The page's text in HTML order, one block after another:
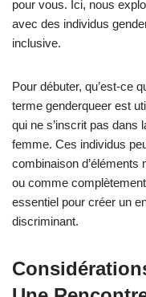
pour vous. Ici, nous
avec des individus
inclusive.
Pour débuter, qu’est-ce
terme genderqueer est
qui ne s’inscrit pas dans
femme. Ces individus
combinaison d’éléments
ou comme
essentiel pour créer un
discriminant.